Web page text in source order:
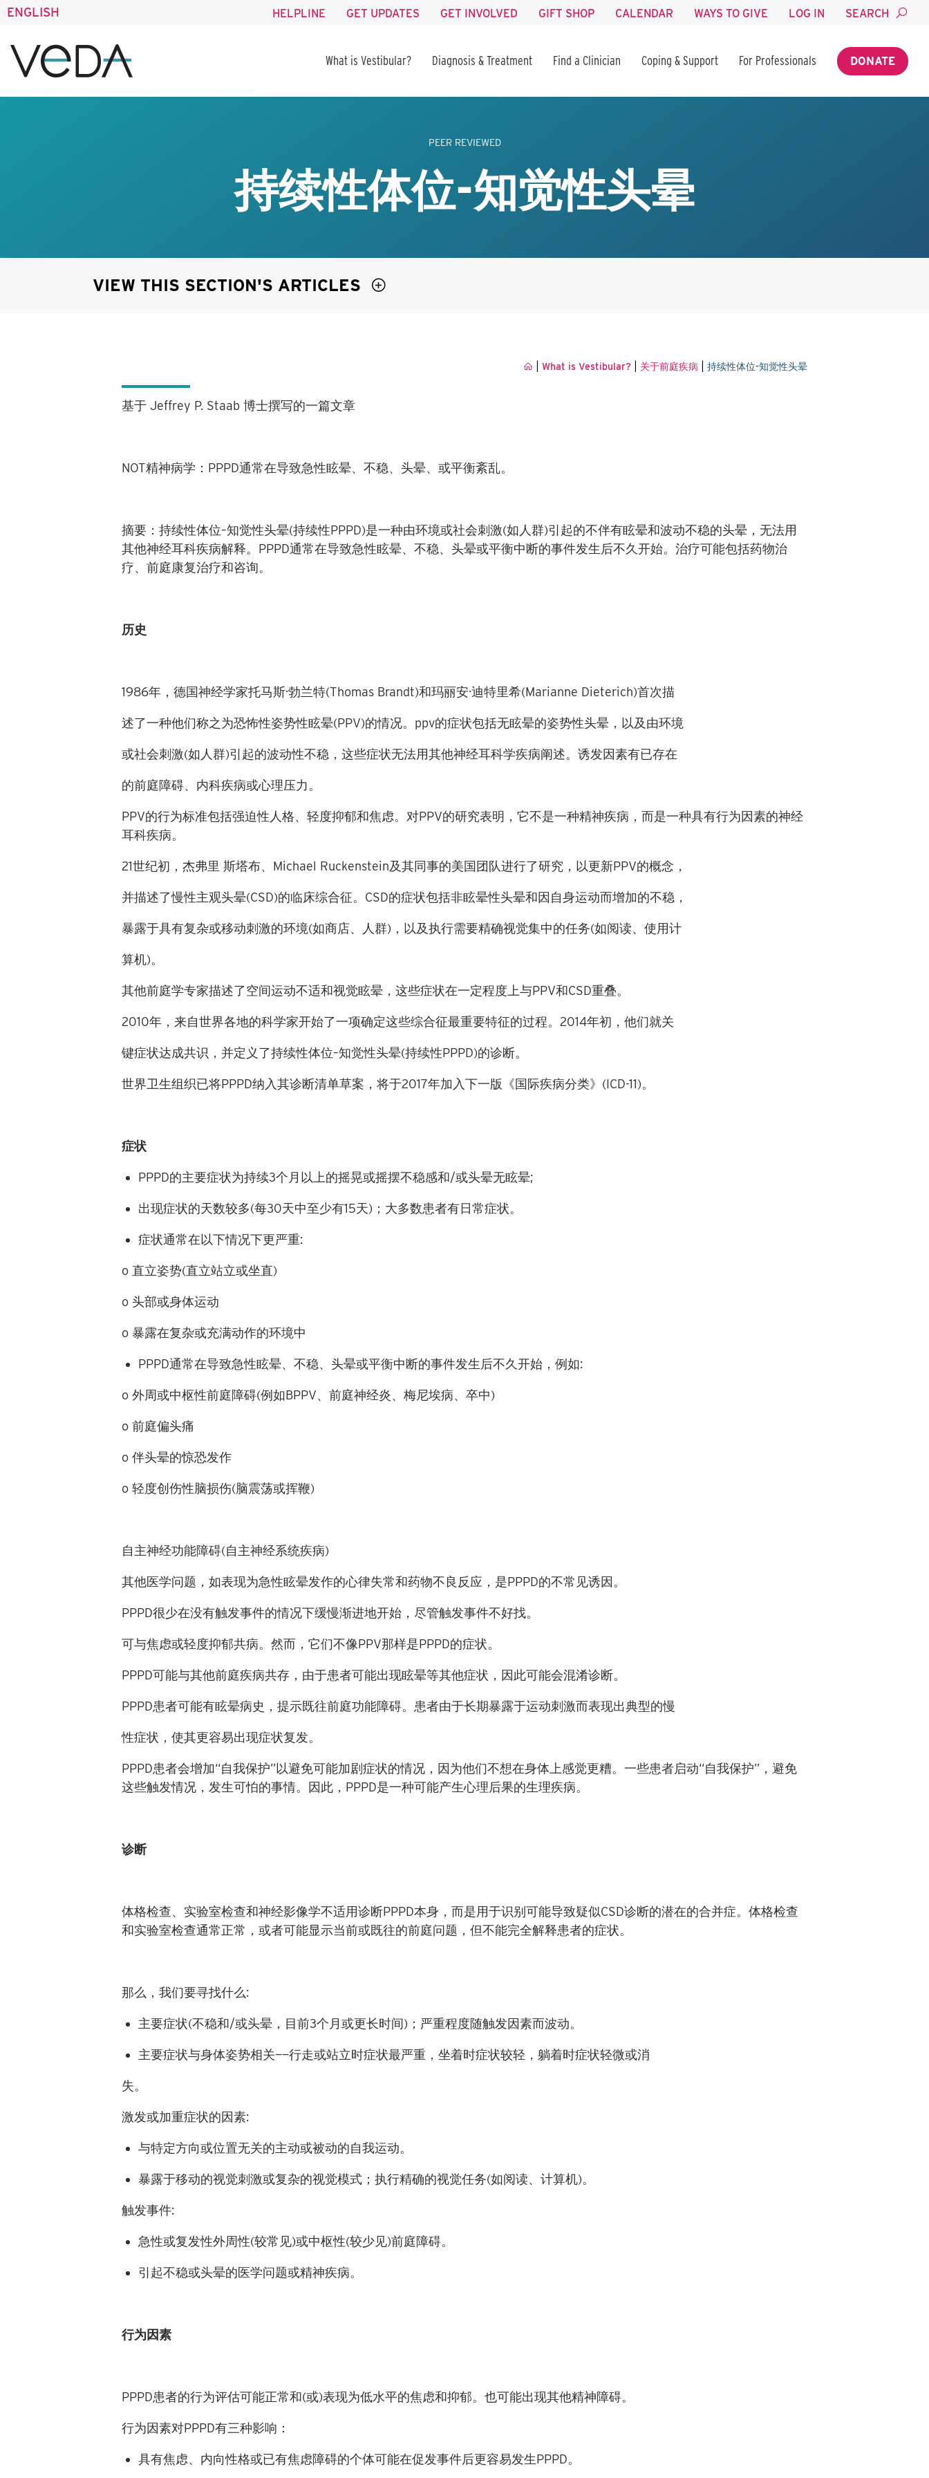
ENGLISH HELPLINE GET UPDATES GET INVOLVED GIFT SHOP CALENDAR WAYS TO GIVE LOG IN SEARCH
What is Vestibular? Diagnosis & Treatment Find a Clinician Coping & Support For Professionals DONATE
PEER REVIEWED
持续性体位-知觉性头晕
VIEW THIS SECTION'S ARTICLES
What is Vestibular?| 关于前庭疾病 持续性体位-知觉性头晕
基于 Jeffrey P. Staab博士撰写的一篇文章
NOT精神病学 ： PPPD通常在导致急性眩晕、不稳、头晕、或平衡紊乱。
摘要 ：持续性体位–知觉性头晕(持续性PPPD)是一种由环境或社会刺激(如人群)引起的不伴有眩晕和波动不稳的头晕，无法用
其他神经耳科疾病解释。 PPPD通常在导致急性眩晕、不稳、头晕或平衡中断的事件发生后不久开始。治疗可能包括药物治
疗、前庭康复治疗和咨询。
历史
1986年，德国神经学家托马斯·勃兰特(Thomas Brandt)和玛丽安·迪特里希(Marianne Dieterich)首次描
述了一种他们称之为恐怖性姿势性眩晕(PPV)的情况。 ppv的症状包括无眩晕的姿势性头晕，以及由环境
或社会刺激(如人群)引起的波动性不稳，这些症状无法用其他神经耳科学疾病阐述。诱发因素有已存在
的前庭障碍、内科疾病或心理压力。
PPV的行为标准包括强迫性人格、轻度抑郁和焦虑。对PPV的研究表明，它不是一种精神疾病，而是一种具有行为因素的神经
耳科疾病。
21世纪初，杰弗里 斯塔布、 Michael Ruckenstein及其同事的美国团队进行了研究，以更新PPV的概念，
并描述了慢性主观头晕(CSD)的临床综合征。 CSD的症状包括非眩晕性头晕和因自身运动而增加的不稳，
暴露于具有复杂或移动刺激的环境(如商店、人群) ，以及执行需要精确视觉集中的任务(如阅读、使用计
算机)。
其他前庭学专家描述了空间运动不适和视觉眩晕，这些症状在一定程度上与PPV和CSD重叠。
2010年，来自世界各地的科学家开始了一项确定这些综合征最重要特征的过程。 2014年初，他们就关
键症状达成共识，并定义了持续性体位–知觉性头晕(持续性PPPD)的诊断。
世界卫生组织已将PPPD纳入其诊断清单草案，将于2017年加入下一版《国际疾病分类》 (ICD-11)。
症状
PPPD的主要症状为持续3个月以上的摇晃或摇摆不稳感和/或头晕无眩晕;
出现症状的天数较多(每30天中至少有15天) ； 大多数患者有日常症状。
症状通常在以下情况下更严重:
o 直立姿势(直立站立或坐直)
o 头部或身体运动
o暴露在复杂或充满动作的环境中
PPPD通常在导致急性眩晕、不稳、头晕或平衡中断的事件发生后不久开始，例如:
o外周或中枢性前庭障碍(例如BPPV、前庭神经炎、梅尼埃病、卒中)
o前庭偏头痛
o伴头晕的惊恐发作
o轻度创伤性脑损伤(脑震荡或挥鞭)
自主神经功能障碍(自主神经系统疾病)
其他医学问题，如表现为急性眩晕发作的心律失常和药物不良反应，是PPPD的不常见诱因。
PPPD很少在没有触发事件的情况下缓慢渐进地开始，尽管触发事件不好找。
可与焦虑或轻度抑郁共病。然而，它们不像PPV那样是PPPD的症状。
PPPD可能与其他前庭疾病共存，由于患者可能出现眩晕等其他症状，因此可能会混淆诊断。
PPPD患者可能有眩晕病史，提示既往前庭功能障碍。患者由于长期暴露于运动刺激而表现出典型的慢
性症状，使其更容易出现症状复发。
PPPD患者会增加“自我保护”以避免可能加剧症状的情况，因为他们不想在身体上感觉更糟。一些患者启动“自我保护”，避免
这些触发情况，发生可怕的事情。因此， PPPD是一种可能产生心理后果的生理疾病。
诊断
体格检查、实验室检查和神经影像学不适用诊断PPPD本身，而是用于识别可能导致疑似CSD诊断的潜在的合并症。体格检查
和实验室检查通常正常，或者可能显示当前或既往的前庭问题，但不能完全解释患者的症状。
那么，我们要寻找什么:
主要症状(不稳和/或头晕，目前3个月或更长时间) ； 严重程度随触发因素而波动。
主要症状与身体姿势相关——行走或站立时症状最严重，坐着时症状较轻，躺着时症状轻微或消
失。
激发或加重症状的因素:
与特定方向或位置无关的主动或被动的自我运动。
暴露于移动的视觉刺激或复杂的视觉模式 ；执行精确的视觉任务(如阅读、计算机)。
触发事件:
急性或复发性外周性(较常见)或中枢性(较少见)前庭障碍。
引起不稳或头晕的医学问题或精神疾病。
行为因素
PPPD患者的行为评估可能正常和(或)表现为低水平的焦虑和抑郁。也可能出现其他精神障碍。
行为因素对PPPD有三种影响 ：
具有焦虑、内向性格或已有焦虑障碍的个体可能在促发事件后更容易发生PPPD。